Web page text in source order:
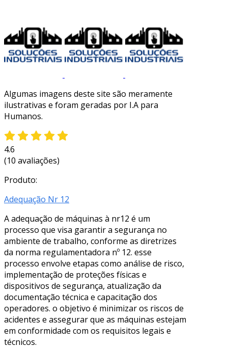
Algumas imagens deste site são meramente
ilustrativas e foram geradas por I.A para
Humanos.
4.6
(10 avaliações)
Produto:
Adequação Nr 12
A adequação de máquinas à nr12 é um
processo que visa garantir a segurança no
ambiente de trabalho, conforme as diretrizes
da norma regulamentadora nº 12. esse
processo envolve etapas como análise de risco,
implementação de proteções físicas e
dispositivos de segurança, atualização da
documentação técnica e capacitação dos
operadores. o objetivo é minimizar os riscos de
acidentes e assegurar que as máquinas estejam
em conformidade com os requisitos legais e
técnicos.